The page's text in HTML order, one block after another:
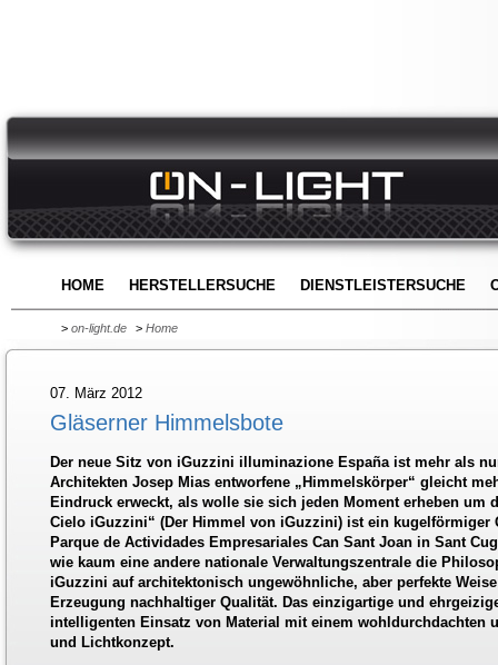
HOME HERSTELLERSUCHE DIENSTLEISTERSUCHE
> on-light.de > Home
07. März 2012
Gläserner Himmelsbote
Der neue Sitz von iGuzzini illuminazione España ist mehr als
Architekten Josep Mias entworfene „Himmelskörper“ gleicht
Eindruck erweckt, als wolle sie sich jeden Moment erheben um
Cielo iGuzzini“ (Der Himmel von iGuzzini) ist ein kugelförmiger
Parque de Actividades Empresariales Can Sant Joan in Sant
wie kaum eine andere nationale Verwaltungszentrale die
iGuzzini auf architektonisch ungewöhnliche, aber perfekte
Erzeugung nachhaltiger Qualität. Das einzigartige und
intelligenten Einsatz von Material mit einem wohldurchdachten
und Lichtkonzept.